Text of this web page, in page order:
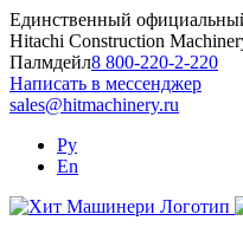
Skip
to
content
Единственный
Hitachi Construction
Палмдейл8 800-220-2-220
Написать в мессенджер
sales@hitmachinery.ru
Ру
En